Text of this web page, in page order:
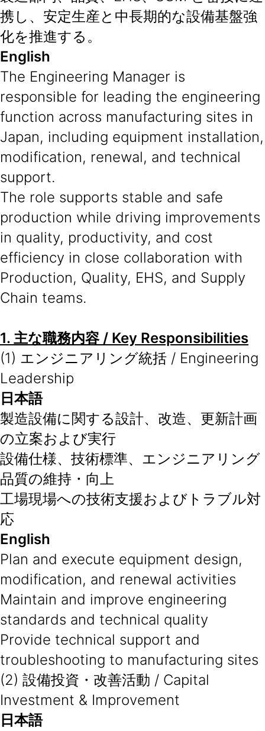
携し、安定生産と中長期的な設備基盤強
化を推進する。
English
The Engineering Manager is
responsible for leading the engineering
function across manufacturing sites in
Japan, including equipment installation,
modification, renewal, and technical
support.
The role supports stable and safe
production while driving improvements
in quality, productivity, and cost
efficiency in close collaboration with
Production, Quality, EHS, and Supply
Chain teams.
1. 主な職務内容/ Key Responsibilities
(1) エンジニアリング統括 / Engineering
Leadership
日本語
製造設備に関する設計、改造、更新計画
の立案および実行
設備仕様、技術標準、エンジニアリング
品質の維持・向上
工場現場への技術支援およびトラブル対
応
English
Plan and execute equipment design,
modification, and renewal activities
Maintain and improve engineering
standards and technical quality
Provide technical support and
troubleshooting to manufacturing sites
(2) 設備投資・改善活動 / Capital
Investment & Improvement
日本語